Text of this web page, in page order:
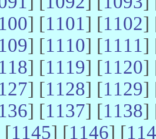
] [1101] [1102]
] [1110] [1111]
] [1119] [1120]
] [1128] [1129]
] [1137] [1138]
[1145] [1146] [